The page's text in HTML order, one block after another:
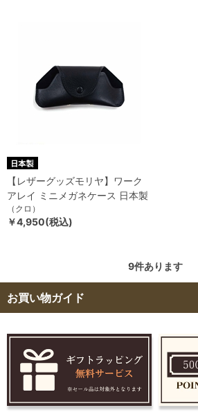
【レザーグッズモリヤ】ワーク
アレイ ミニメガネケース 日本製
（クロ）
￥4,950(税込)
9件あります
お買い物ガイド